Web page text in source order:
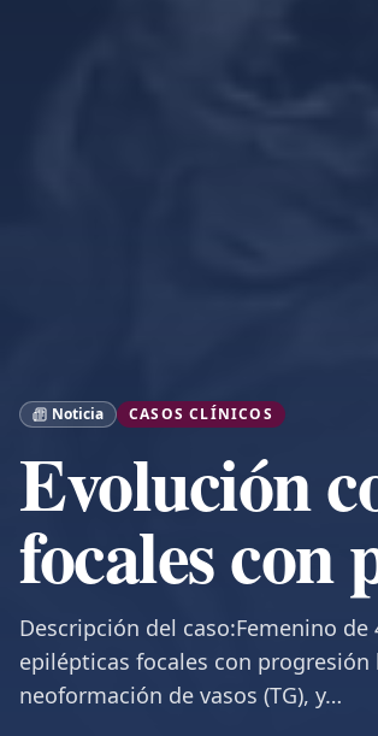
Noticia CASOS CLÍNICOS
Evolución
focales
Descripción del caso:Femenino
epilépticas focales con
neoformación de vasos (TG), y…